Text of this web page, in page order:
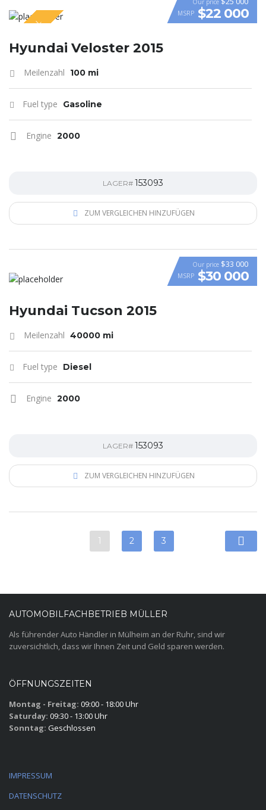
VIDEO
SPECIAL
MSRP $22 000
Hyundai Veloster 2015
Meilenzahl 100 mi
Fuel type Gasoline
Engine 2000
LAGER# 153093
ZUM VERGLEICHEN HINZUFÜGEN
VIDEO
Our price $33 000
MSRP $30 000
Hyundai Tucson 2015
Meilenzahl 40000 mi
Fuel type Diesel
Engine 2000
LAGER# 153093
ZUM VERGLEICHEN HINZUFÜGEN
1 2 3
AUTOMOBILFACHBETRIEB MÜLLER
Als führender Auto Händler in Mülheim an der Ruhr, sind wir
zuversichtlich, dass wir Ihnen Zeit und Geld sparen werden.
ÖFFNUNGSZEITEN
Montag - Freitag: 09:00 - 18:00 Uhr
Saturday: 09:30 - 13:00 Uhr
Sonntag: Geschlossen
IMPRESSUM
DATENSCHUTZ